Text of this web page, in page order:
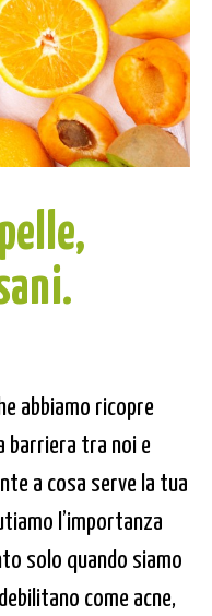
abbiamo ricopre
barriera tra noi e
a cosa serve la tua
l’importanza
solo quando siamo
come acne,